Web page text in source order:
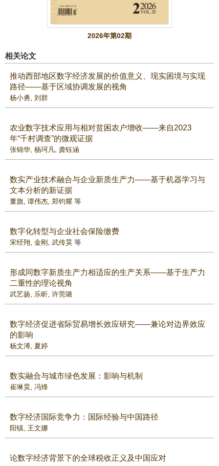
2026年第02期
相关论文
推动西部地区数字经济发展的价值意义、现实困境与实现
路径——基于区域协调发展的视角
杨小勇, 刘群
农业数字技术应用与相对贫困农户增收——来自2023
年“千村调查”的微观证据
张锦华, 杨珂凡, 龚钰涵
数实产业技术融合与企业新质生产力——基于机器学习与
文本分析的新证据
董旗, 谭伟杰, 郑钧耀 等
数字化转型与企业社会保险缴费
宋经翔, 金刚 , 武传昊 等
形成同数字新质生产力相适应的生产关系——基于生产力
二重性的理论视角
武艺扬, 乐昕, 许莞璐
数字经济促进省际贸易增长效应研究——兼论对边界效应
的影响
杨文溥, 夏婷
数实融合与城市绿色发展：影响与机制
崔琳昊, 冯烽
数字经济国际竞争力：国际经验与中国路径
阳镇, 王文娜
论数字经济背景下的全球税收正义及中国应对